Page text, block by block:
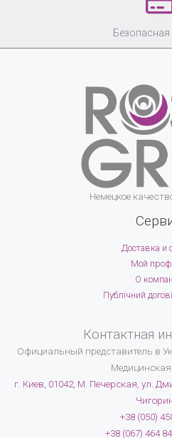
Немецкое
Доставка и
Мой
О
Публічний
Контактная
Официальный представитель в
Медицинская
г. Киев, 01042, М. Печерская, ул.
+38 (050)
+38 (067) 464